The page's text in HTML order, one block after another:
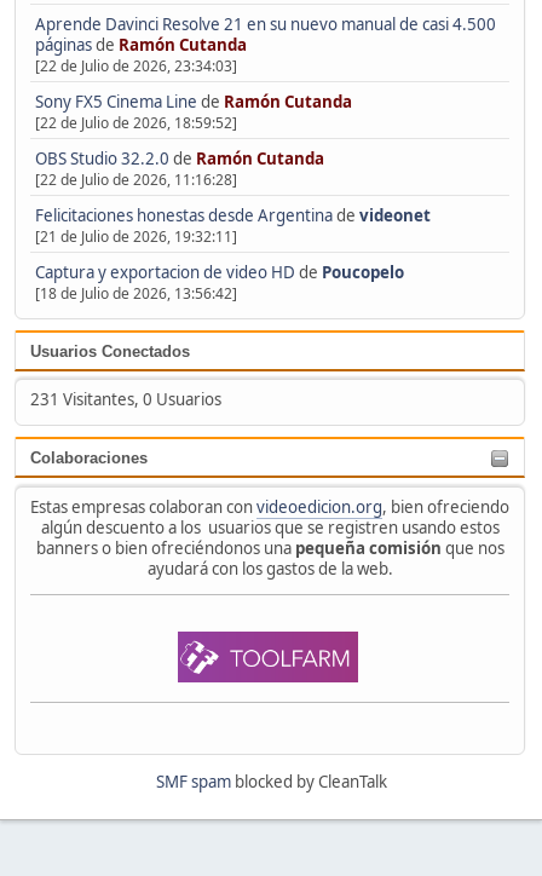
Aprende Davinci Resolve 21 en su nuevo manual de casi 4.500
páginasde Ramón Cutanda
[22 de Julio de 2026, 23:34:03]
Sony FX5 Cinema Line de Ramón Cutanda
[22 de Julio de 2026, 18:59:52]
OBS Studio 32.2.0 de Ramón Cutanda
[22 de Julio de 2026, 11:16:28]
Felicitaciones honestas desde Argentinade videonet
[21 de Julio de 2026, 19:32:11]
Captura y exportacion de video HD de Poucopelo
[18 de Julio de 2026, 13:56:42]
Usuarios Conectados
231 Visitantes, 0 Usuarios
Colaboraciones
Estas empresas colaboran convideoedicion.org, bien ofreciendo
algún descuento a los usuarios que se registren usando estos
banners o bien ofreciéndonos una pequeña comisión que nos
ayudará con los gastos de la web.
SMF spamblocked by CleanTalk